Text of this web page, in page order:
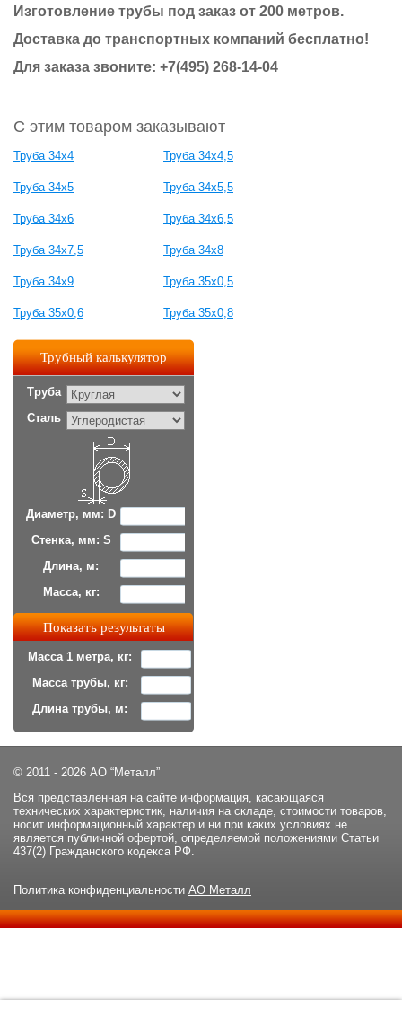
Изготовление трубы под заказ от 200 метров.
Доставка до транспортных компаний бесплатно!
Для заказа звоните: +7(495) 268-14-04
С этим товаром заказывают
Труба 34х4 Труба 34х4,5
Труба 34х5 Труба 34х5,5
Труба 34х6 Труба 34х6,5
Труба 34х7,5 Труба 34x8
Труба 34х9 Труба 35x0,5
Труба 35x0,6 Труба 35x0,8
Трубный калькулятор
Труба
Сталь
Диаметр, мм: D
Стенка, мм: S
Длина, м:
Масса, кг:
Масса 1 метра, кг:
Масса трубы, кг:
Длина трубы, м:
© 2011 - 2026 АО “Металл”
Вся представленная на сайте информация, касающаяся
технических характеристик, наличия на складе, стоимости товаров,
носит информационный характер и ни при каких условиях не
является публичной офертой, определяемой положениями Статьи
437(2) Гражданского кодекса РФ.
Политика конфиденциальности АО Металл